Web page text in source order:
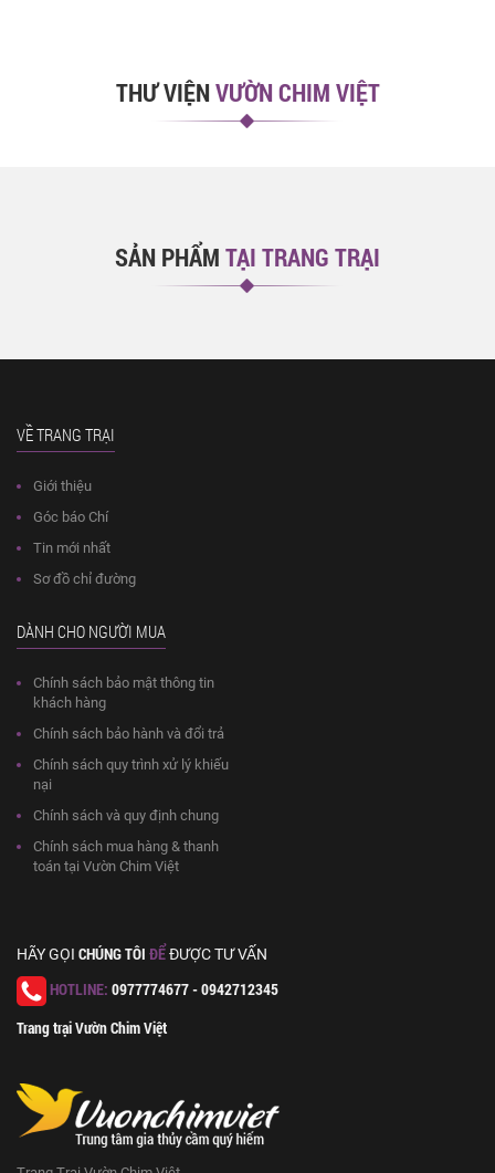
THƯ VIỆNVƯỜN CHIM VIỆT
SẢN PHẨM TẠI TRANG TRẠI
VỀ TRANG TRẠI
Giới thiệu
Góc báo Chí
Tin mới nhất
Sơ đồ chỉ đường
DÀNH CHO NGƯỜI MUA
Chính sách bảo mật thông tin
khách hàng
Chính sách bảo hành và đổi trả
Chính sách quy trình xử lý khiếu
nại
Chính sách và quy định chung
Chính sách mua hàng & thanh
toán tại Vườn Chim Việt
HÃY GỌI CHÚNG TÔI ĐỂĐƯỢC TƯ VẤN
HOTLINE: 0977774677 - 0942712345
Trang trại Vườn Chim Việt